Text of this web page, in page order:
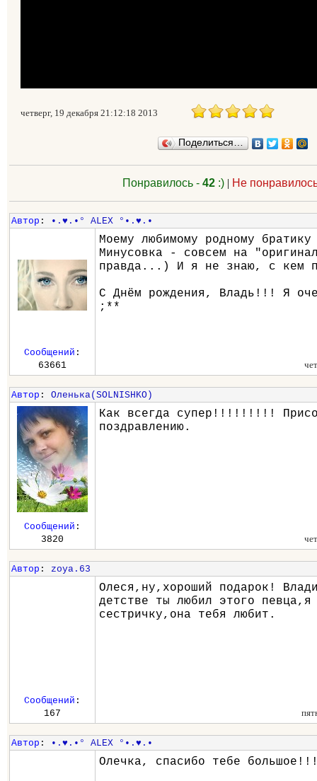
четверг, 19 декабря 21:12:18 2013
Поделиться…
Понравилось -42 :) | Не
Автор : •.♥.•° ALEX °•.♥.•
Моему любимому родному
Минусовка - совсем на
правда...) И я не знаю, с кем
С Днём рождения, Владь!!! Я
;**
Сообщений :
63661
Автор : Оленька(SOLNISHKO)
Как всегда супер!!!!!!!!!
поздравлению.
Сообщений :
3820
Автор : zoya.63
Олеся,ну,хороший подарок!
детстве ты любил этого певца,я
сестричку,она тебя любит.
Сообщений :
167
Автор : •.♥.•° ALEX °•.♥.•
Олечка, спасибо тебе